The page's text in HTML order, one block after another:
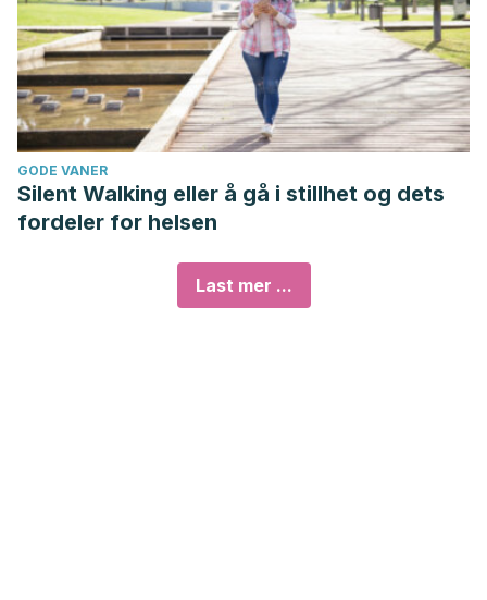
GODE VANER
Silent Walking eller å gå i stillhet og dets
fordeler for helsen
Last mer ...